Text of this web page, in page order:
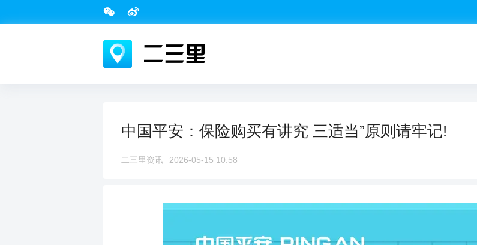
中国平安：保险购买有讲究 三适当”原则请牢记!
二三里资讯 2026-05-15 10:58